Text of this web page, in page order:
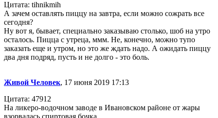
Цитата: tihnikmih
А зачем оставлять пиццу на завтра, если можно сожрать все
сегодня?
Ну вот я, бывает, специально заказываю столько, шоб на утро
осталось. Пицца с утреца, ммм. Не, конечно, можно тупо
заказать еще и утром, но это же ждать надо. А ожидать пиццу
два дня подряд, пусть и не долго - это боль.
Живой Человек, 17 июня 2019 17:13
Цитата: 47912
На ликеро-водочном заводе в Ивановском районе от жары
взорвалась спиртовая бочка